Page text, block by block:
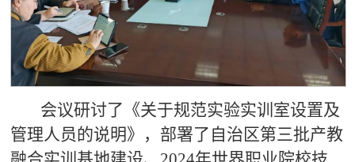
会议研讨了《关于规范实验实训室设置及
管理人员的说明》，部署了自治区第三批产教